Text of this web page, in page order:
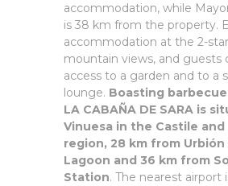
accommodation, while
is 38 km from the property.
accommodation at the 2-
mountain views, and guests
access to a garden and to a
lounge. Boasting
LA CABAÑA DE SARA is
Vinuesa in the Castile and
region, 28 km from Urbión
Lagoon and 36 km from
Station. The nearest airport